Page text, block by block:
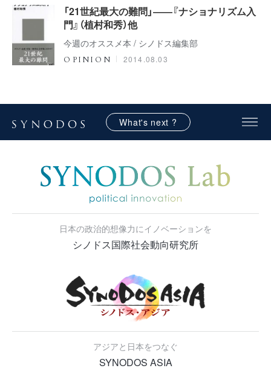
「21世紀最大の難問」――『ナショナリズム入
門』（植村和秀）他
今週のオススメ本 / シノドス編集部
OPINION 2014.08.03
What's next ?
日本の政治的想像力にイノベーションを
シノドス国際社会動向研究所
アジアと日本をつなぐ
SYNODOS ASIA